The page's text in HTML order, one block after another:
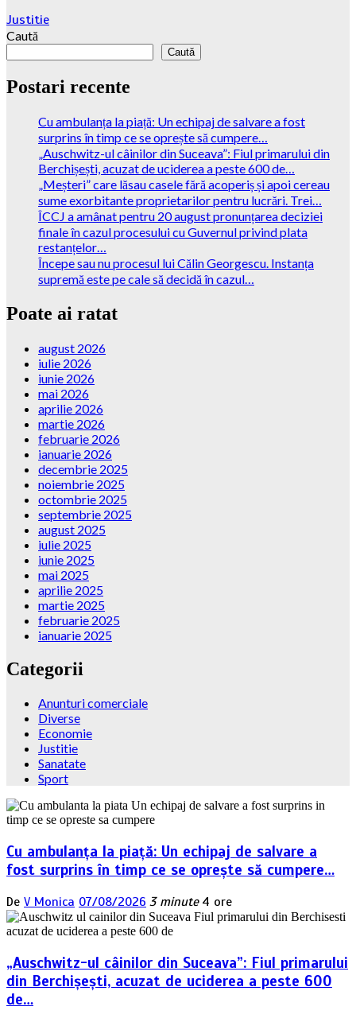
Justitie
Caută
Caută
Postari recente
Cu ambulanța la piață: Un echipaj de salvare a fost
surprins în timp ce se oprește să cumpere…
„Auschwitz-ul câinilor din Suceava”: Fiul primarului din
Berchișești, acuzat de uciderea a peste 600 de…
„Meșteri” care lăsau casele fără acoperiș și apoi cereau
sume exorbitante proprietarilor pentru lucrări. Trei…
ÎCCJ a amânat pentru 20 august pronunțarea deciziei
finale în cazul procesului cu Guvernul privind plata
restanțelor…
Începe sau nu procesul lui Călin Georgescu. Instanța
supremă este pe cale să decidă în cazul…
Poate ai ratat
august 2026
iulie 2026
iunie 2026
mai 2026
aprilie 2026
martie 2026
februarie 2026
ianuarie 2026
decembrie 2025
noiembrie 2025
octombrie 2025
septembrie 2025
august 2025
iulie 2025
iunie 2025
mai 2025
aprilie 2025
martie 2025
februarie 2025
ianuarie 2025
Categorii
Anunturi comerciale
Diverse
Economie
Justitie
Sanatate
Sport
Cu ambulanța la piață: Un echipaj de salvare a
fost surprins în timp ce se oprește să cumpere…
De V Monica 07/08/2026 3 minute 4 ore
„Auschwitz-ul câinilor din Suceava”: Fiul primarului
din Berchișești, acuzat de uciderea a peste 600
de…